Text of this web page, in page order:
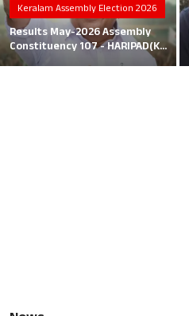
Malayalam
Keralam Assembly Election 2026
Results May-2026 Assembly
Constituency 107 - HARIPAD(K...